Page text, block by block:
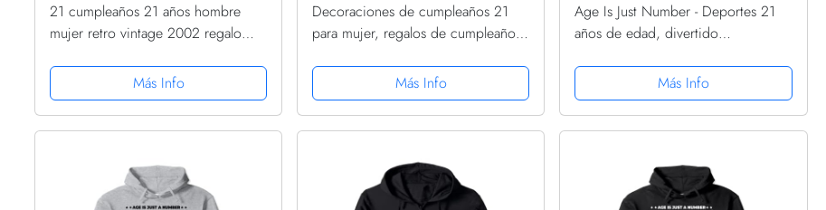
21 cumpleaños 21 años hombre
mujer retro vintage 2002 regalo
Más Info
Decoraciones de cumpleaños 21
para mujer, regalos de cumpleaños
Más Info
Age Is Just Number - Deportes 21
años de edad, divertido
Capucha
Más Info